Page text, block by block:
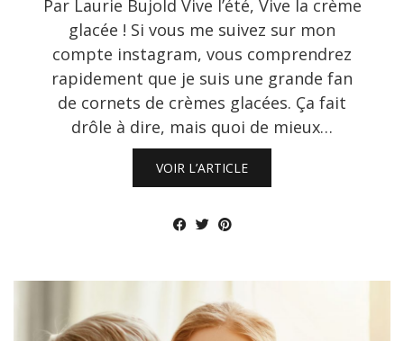
Par Laurie Bujold Vive l’été, Vive la crème
glacée ! Si vous me suivez sur mon
compte instagram, vous comprendrez
rapidement que je suis une grande fan
de cornets de crèmes glacées. Ça fait
drôle à dire, mais quoi de mieux…
VOIR L’ARTICLE